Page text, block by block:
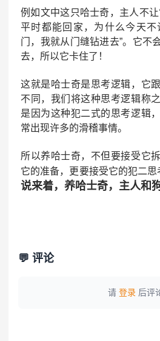
例如文中这只哈士奇，主人不
平时都能回家，为什么今天
门，我就从门缝钻进去”。它不
去，所以它卡住了！
这就是哈士奇是思考逻辑，它
不同，我们将这种思考逻辑称
是因为这种犯二式的思考逻辑
常出现许多的滑稽事情。
所以养哈士奇，不但要接受它
它的准备，更要接受它的犯二思
说来着，养哈士奇，主人和
💬 评论
请 登录 后评